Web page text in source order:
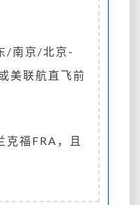
/南京/北京-
美联航直飞前
克福FRA，且